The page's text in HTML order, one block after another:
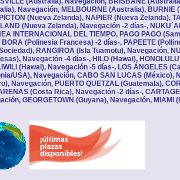
Navegación, MELBOURNE (Australia), BURNIE
(Nueva Zelanda), NAPIER (Nueva Zelanda),
(Nueva Zelanda), Navegación -2 días-,
INTERNACIONAL DEL TIEMPO, PAGO PAGO
BORA (Polinesia Francesa) -2 días-, PAPEETE
RANGIROA (Isla Tuamotu), Navegación,
Navegación -4 días-, HILO (Hawai),
(Hawai), Navegación -5 días-, LOS ÁNGELES
USA), Navegación, CABO SAN LUCAS (México),
Navegación, PUERTO QUETZAL (Guatemala),
(Costa Rica), Navegación -2 días-,
GEORGETOWN (Guyana), Navegación, MIAMI